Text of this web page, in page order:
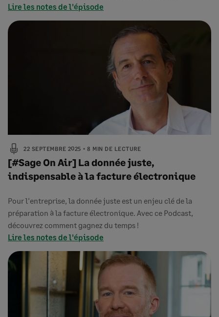
Lire les notes de l'épisode
22 SEPTEMBRE 2025 8 MIN DE LECTURE
[#Sage On Air] La donnée juste,
indispensable à la facture électronique
Pour l'entreprise, la donnée juste est un enjeu clé de la
préparation à la facture électronique. Avec ce Podcast,
découvrez comment gagnez du temps !
Lire les notes de l'épisode